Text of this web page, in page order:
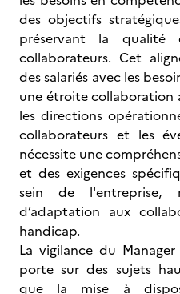
des objectifs
préservant la
collaborateurs. Cet
des salariés avec les
une étroite collaboration
les directions
collaborateurs et les
nécessite une
et des exigences
sein de l'entreprise,
d’adaptation aux
handicap.
La vigilance du
porte sur des sujets
que la mise à